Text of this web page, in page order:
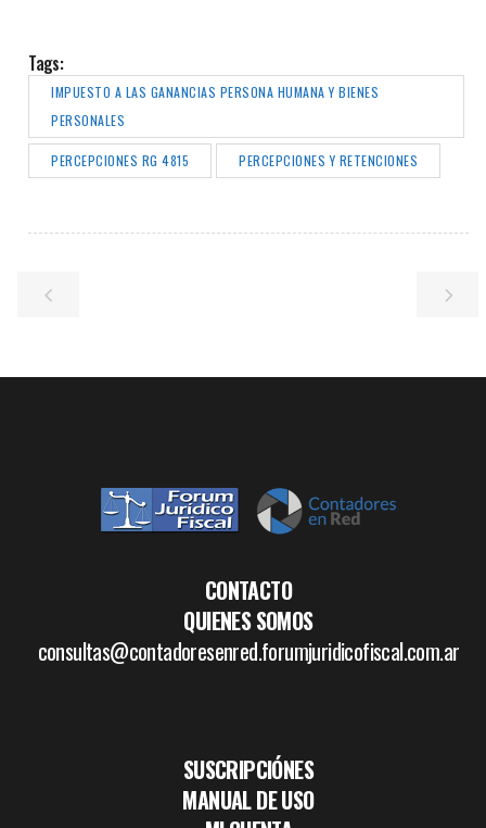
Tags:
IMPUESTO A LAS GANANCIAS PERSONA HUMANA Y BIENES
PERSONALES
PERCEPCIONES RG 4815 PERCEPCIONES Y RETENCIONES
CONTACTO
QUIENES SOMOS
consultas@contadoresenred.forumjuridicofiscal.com.ar
SUSCRIPCIÓNES
MANUAL DE USO